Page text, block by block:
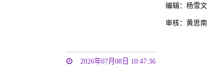
编辑：杨雪文
审核：黄思南
2026年07月08日 10:47:36